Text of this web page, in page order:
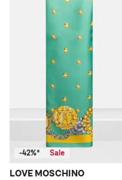
-42%* Sale
LOVE MOSCHINO